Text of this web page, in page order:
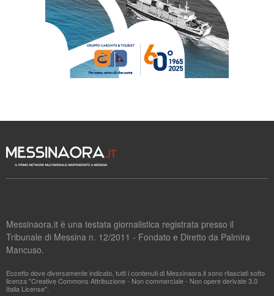
Messinaora.it è una testata giornalistica registrata presso il
Tribunale di Messina n. 12/2011 - Fondato e Diretto da Palmira
Mancuso.
Eccetto dove diversamente indicato, tutti i contenuti di Messinaora.it sono rilasciati sotto
licenza "Creative Commons Attribuzione - Non commerciale - Non opere derivate 3.0
Italia License".